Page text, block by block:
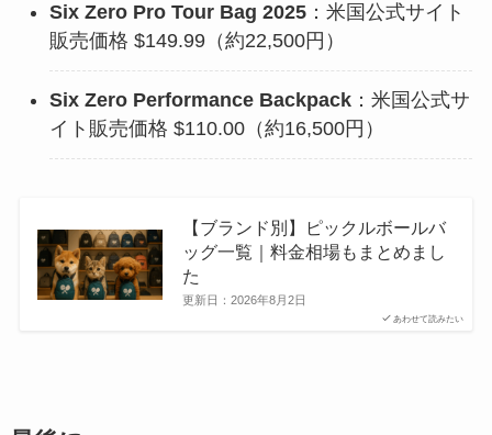
Six Zero Pro Tour Bag 2025：米国公式サイト
販売価格 $149.99（約22,500円）
Six Zero Performance Backpack：米国公式サ
イト販売価格 $110.00（約16,500円）
あわせて読みたい
【ブランド別】ピックルボールバ
ッグ一覧｜料金相場もまとめまし
た
更新日： 2026年8月2日